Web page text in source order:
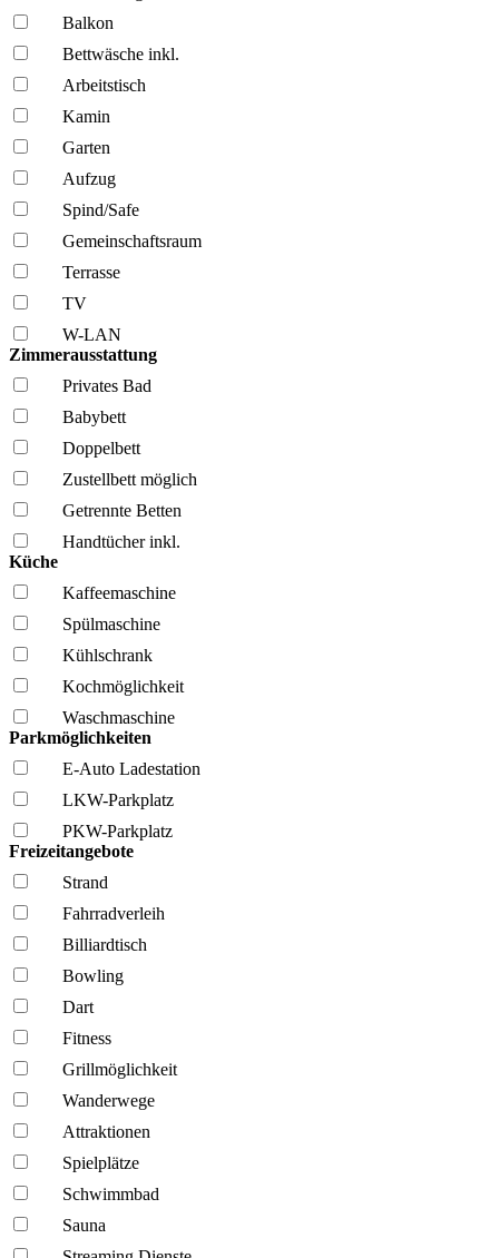
Balkon
Bettwäsche inkl.
Arbeitstisch
Kamin
Garten
Aufzug
Spind/Safe
Gemeinschafts­raum
Terrasse
TV
W-LAN
Zimmerausstattung
Privates Bad
Babybett
Doppelbett
Zustellbett möglich
Getrennte Betten
Handtücher inkl.
Küche
Kaffee­maschine
Spül­maschine
Kühl­schrank
Kochmöglich­keit
Wasch­maschine
Parkmöglichkeiten
E-Auto Ladestation
LKW-Parkplatz
PKW-Parkplatz
Freizeitangebote
Strand
Fahrrad­verleih
Billiardtisch
Bowling
Dart
Fitness
Grillmöglich­keit
Wanderwege
Attraktionen
Spielplätze
Schwimmbad
Sauna